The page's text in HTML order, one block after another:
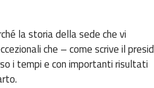
la storia della sede che vi
che – come scrive il
i tempi e con importanti risultati